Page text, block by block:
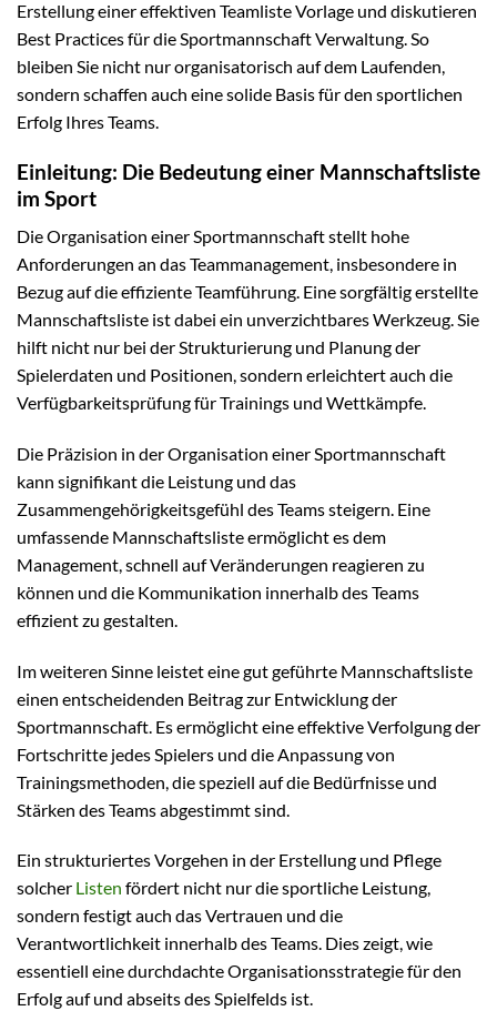
Erstellung einer effektiven Teamliste Vorlage und diskutieren
Best Practices für die Sportmannschaft Verwaltung. So
bleiben Sie nicht nur organisatorisch auf dem Laufenden,
sondern schaffen auch eine solide Basis für den sportlichen
Erfolg Ihres Teams.
Einleitung: Die Bedeutung einer Mannschaftsliste
im Sport
Die Organisation einer Sportmannschaft stellt hohe
Anforderungen an das Teammanagement, insbesondere in
Bezug auf die effiziente Teamführung. Eine sorgfältig erstellte
Mannschaftsliste ist dabei ein unverzichtbares Werkzeug. Sie
hilft nicht nur bei der Strukturierung und Planung der
Spielerdaten und Positionen, sondern erleichtert auch die
Verfügbarkeitsprüfung für Trainings und Wettkämpfe.
Die Präzision in der Organisation einer Sportmannschaft
kann signifikant die Leistung und das
Zusammengehörigkeitsgefühl des Teams steigern. Eine
umfassende Mannschaftsliste ermöglicht es dem
Management, schnell auf Veränderungen reagieren zu
können und die Kommunikation innerhalb des Teams
effizient zu gestalten.
Im weiteren Sinne leistet eine gut geführte Mannschaftsliste
einen entscheidenden Beitrag zur Entwicklung der
Sportmannschaft. Es ermöglicht eine effektive Verfolgung der
Fortschritte jedes Spielers und die Anpassung von
Trainingsmethoden, die speziell auf die Bedürfnisse und
Stärken des Teams abgestimmt sind.
Ein strukturiertes Vorgehen in der Erstellung und Pflege
solcher Listen fördert nicht nur die sportliche Leistung,
sondern festigt auch das Vertrauen und die
Verantwortlichkeit innerhalb des Teams. Dies zeigt, wie
essentiell eine durchdachte Organisationsstrategie für den
Erfolg auf und abseits des Spielfelds ist.